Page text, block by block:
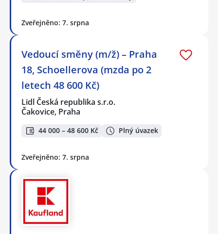
Zveřejněno: 7. srpna
Vedoucí směny (m/ž) – Praha
18, Schoellerova (mzda po 2
letech 48 600 Kč)
Lidl Česká republika s.r.o.
Čakovice, Praha
44 000 – 48 600 Kč Plný úvazek
Zveřejněno: 7. srpna